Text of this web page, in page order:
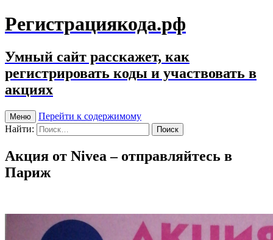
Регистрациякода.рф
Умный сайт расскажет, как
регистрировать коды и участвовать в
акциях
Меню
Перейти к содержимому
Найти:
Акция от Nivea – отправляйтесь в
Париж